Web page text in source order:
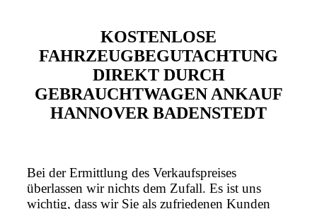
KOSTENLOSE
FAHRZEUGBEGUTACHTUNG
DIREKT DURCH
GEBRAUCHTWAGEN ANKAUF
HANNOVER BADENSTEDT
Bei der Ermittlung des Verkaufspreises
überlassen wir nichts dem Zufall. Es ist uns
wichtig, dass wir Sie als zufriedenen Kunden